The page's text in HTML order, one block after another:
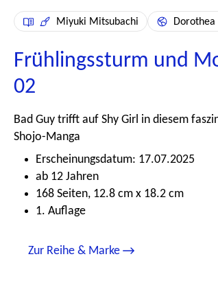
Miyuki Mitsubachi Dorothea
Frühlingssturm und
02
Bad Guy trifft auf Shy Girl in diesem
Shojo-Manga
Erscheinungsdatum: 17.07.2025
ab 12 Jahren
168 Seiten, 12.8 cm x 18.2 cm
1. Auflage
Zur Reihe & Marke